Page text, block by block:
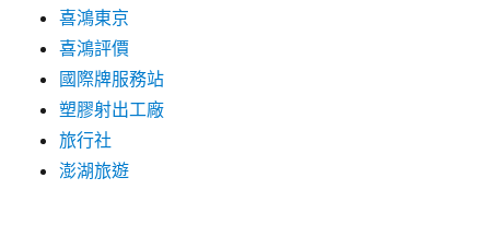
喜鴻東京
喜鴻評價
國際牌服務站
塑膠射出工廠
旅行社
澎湖旅遊